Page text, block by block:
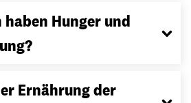
haben Hunger und
Ernährung der